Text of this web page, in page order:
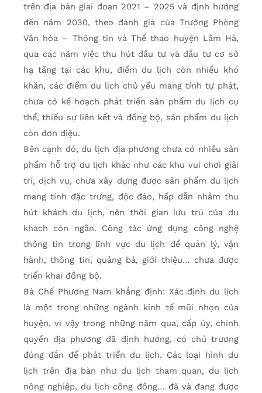
trên địa bàn giai đoạn 2021 – 2025 và định hướng
đến năm 2030, theo đánh giá của Trưởng Phòng
Văn hóa – Thông tin và Thể thao huyện Lâm Hà,
qua các năm việc thu hút đầu tư và đầu tư cơ sở
hạ tầng tại các khu, điểm du lịch còn nhiều khó
khăn, các điểm du lịch chủ yếu mang tính tự phát,
chưa có kế hoạch phát triển sản phẩm du lịch cụ
thể, thiếu sự liên kết và đồng bộ, sản phẩm du lịch
còn đơn điệu.
Bên cạnh đó, du lịch địa phương chưa có nhiều sản
phẩm hỗ trợ du lịch khác như các khu vui chơi giải
trí, dịch vụ, chưa xây dựng được sản phẩm du lịch
mang tính đặc trưng, độc đáo, hấp dẫn nhằm thu
hút khách du lịch, nên thời gian lưu trú của du
khách còn ngắn. Công tác ứng dụng công nghệ
thông tin trong lĩnh vực du lịch để quản lý, vận
hành, thông tin, quảng bá, giới thiệu… chưa được
triển khai đồng bộ.
Bà Chế Phương Nam khẳng định: Xác định du lịch
là một trong những ngành kinh tế mũi nhọn của
huyện, vì vậy trong những năm qua, cấp ủy, chính
quyền địa phương đã định hướng, có chủ trương
đúng đắn để phát triển du lịch. Các loại hình du
lịch trên địa bàn như du lịch tham quan, du lịch
nông nghiệp, du lịch cộng đồng… đã và đang được